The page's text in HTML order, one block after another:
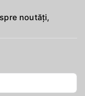
noutăți,